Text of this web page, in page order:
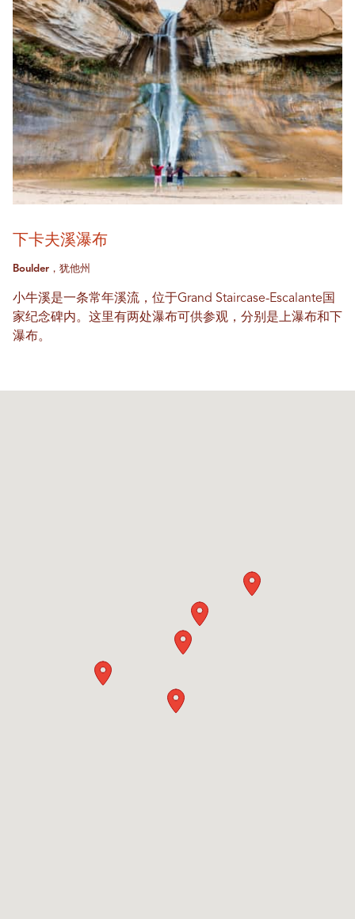
下卡夫溪瀑布
Boulder，犹他州
小牛溪是一条常年溪流，位于Grand Staircase-Escalante国
家纪念碑内。这里有两处瀑布可供参观，分别是上瀑布和下
瀑布。